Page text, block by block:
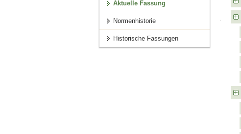
Aktuelle Fassung
Normenhistorie
Historische Fassungen